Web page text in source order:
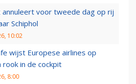
annuleert voor tweede dag op rij
Schiphol
10:02
wijst Europese airlines op
rook in de cockpit
8:00